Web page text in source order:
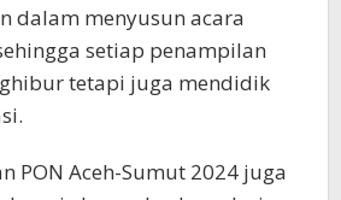
dalam menyusun acara
setiap penampilan
tetapi juga mendidik
PON Aceh-Sumut 2024 juga